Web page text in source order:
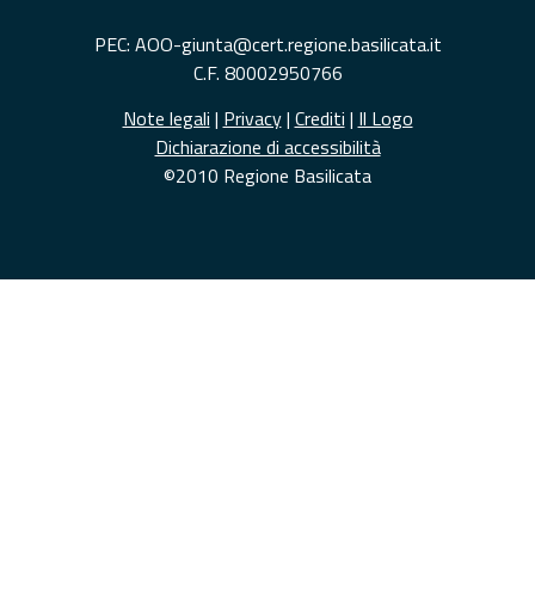
PEC: AOO-giunta@cert.regione.basilicata.it
C.F. 80002950766
Note legali | Privacy| Crediti | Il Logo
Dichiarazione di accessibilità
©2010 Regione Basilicata